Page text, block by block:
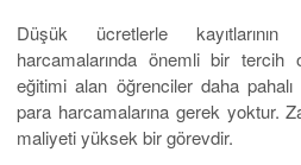
Düşük ücretlerle
harcamalarında önemli bir tercih
eğitimi alan öğrenciler daha
para harcamalarına gerek yoktur.
maliyeti yüksek bir görevdir.